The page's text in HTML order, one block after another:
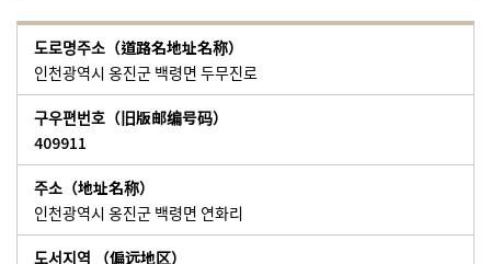
인천광역시 옹진군 백령면 두무진로
409911
인천광역시 옹진군 백령면 연화리